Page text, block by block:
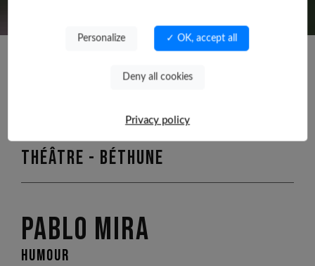
Théâtre - Béthune
PABLO MIRA
HUMOUR
Personalize ✓ OK, accept all
Deny all cookies
Privacy policy